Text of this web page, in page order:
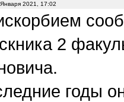
2021, 17:02
2
годы